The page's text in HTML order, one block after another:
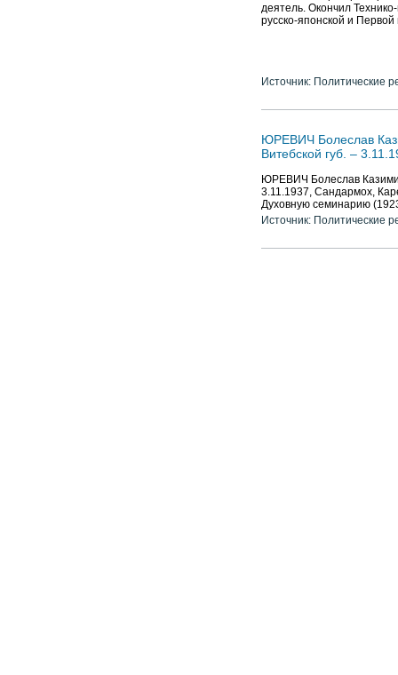
деятель. Окончил
русско-японской и
Источник: Политические
ЮРЕВИЧ Болеслав
Витебской губ. –
ЮРЕВИЧ Болеслав
3.11.1937, Сандармох,
Духовную семинарию
Источник: Политические